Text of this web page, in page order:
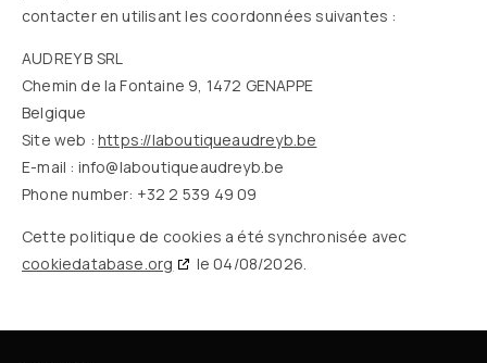
contacter en utilisant les coordonnées suivantes :
AUDREY B SRL
Chemin de la Fontaine 9, 1472 GENAPPE
Belgique
Site web :https://laboutiqueaudreyb.be
E-mail : info@laboutiqueaudreyb.be
Phone number: +32 2 539 49 09
Cette politique de cookies a été synchronisée avec
cookiedatabase.org
le 04/08/2026.